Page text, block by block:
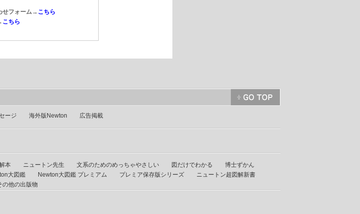
せフォーム→ こちら
こちら
ージ 海外版Newton 広告掲載
本 ニュートン先生 文系のためのめっちゃやさしい 図だけでわかる
博士ずかん
大図鑑 Newton大図鑑 プレミアム プレミア保存版シリーズ
ニュートン超図解新書
の他の出版物